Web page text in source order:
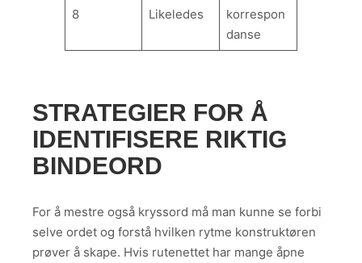
8 Likeledes
korrespon
danse
STRATEGIER FOR Å
IDENTIFISERE RIKTIG
BINDEORD
For å mestre også kryssord må man kunne se forbi
selve ordet og forstå hvilken rytme konstruktøren
prøver å skape. Hvis rutenettet har mange åpne